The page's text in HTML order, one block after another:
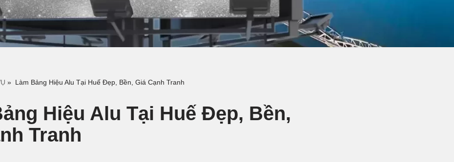
» Làm Bảng Hiệu Alu Tại Huế Đẹp, Bền, Giá Cạnh Tranh
Hiệu Alu Tại Huế Đẹp, Bền,
Tranh